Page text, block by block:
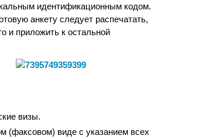
идентификационным кодом.
анкету следует распечатать,
и приложить к остальной
визы.
(факсовом) виде с указанием всех